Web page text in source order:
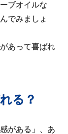
ブオイルな
でみましょ
あって喜ばれ
る？
がある」、あ